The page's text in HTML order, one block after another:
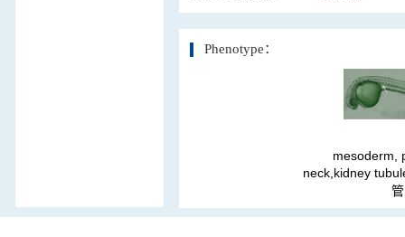
Phenotype：
mesoderm,
neck,kidney
管